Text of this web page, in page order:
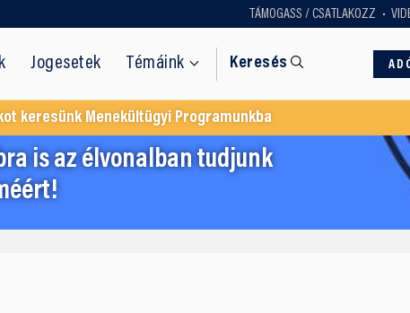
TÁMOGASS / CSATLAKOZZ
Jogesetek Témáink Keresés
keresünk Menekültügyi Programunkba
is az élvonalban tudjunk